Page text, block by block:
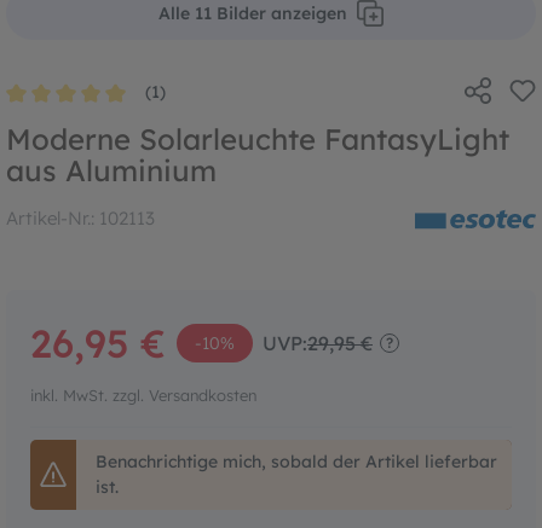
Alle 11 Bilder anzeigen
(1)
Moderne Solarleuchte FantasyLight
aus Aluminium
Artikel-Nr.: 102113
26,95 € -10% UVP:29,95 € ?
inkl. MwSt. zzgl. Versandkosten
Benachrichtige mich, sobald der Artikel lieferbar
ist.